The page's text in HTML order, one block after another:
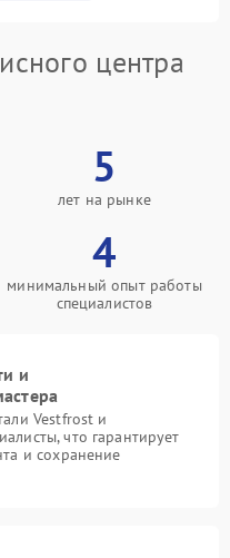
центра
5
лет на рынке
4
минимальный опыт работы
специалистов
и
Vestfrost и
что гарантирует
и сохранение